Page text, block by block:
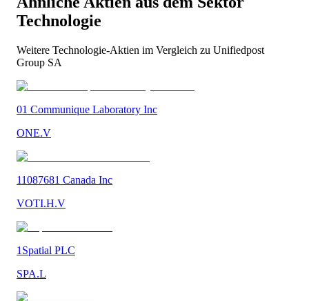
Technologie
Weitere Technologie-Aktien im Vergleich zu Unifiedpost
Group SA
01 Communique Laboratory Inc
ONE.V
11087681 Canada Inc
VOTI.H.V
1Spatial PLC
SPA.L